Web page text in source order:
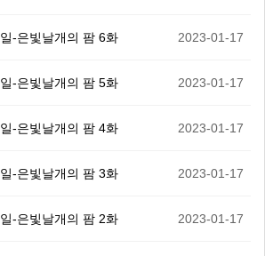
-은빛날개의 팜 6화 2023-01-17
-은빛날개의 팜 5화 2023-01-17
-은빛날개의 팜 4화 2023-01-17
-은빛날개의 팜 3화 2023-01-17
-은빛날개의 팜 2화 2023-01-17